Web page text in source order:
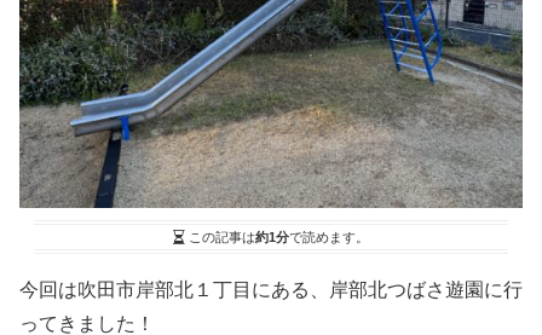
この記事は約1分で読めます。
今回は吹田市岸部北１丁目にある、岸部北つばさ遊園に行
ってきました！